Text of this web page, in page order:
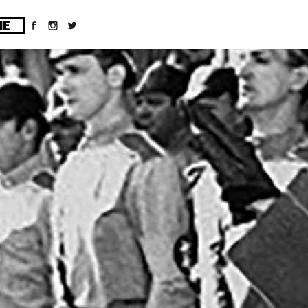
10/d43051023/htdocs/wordpress/wp-